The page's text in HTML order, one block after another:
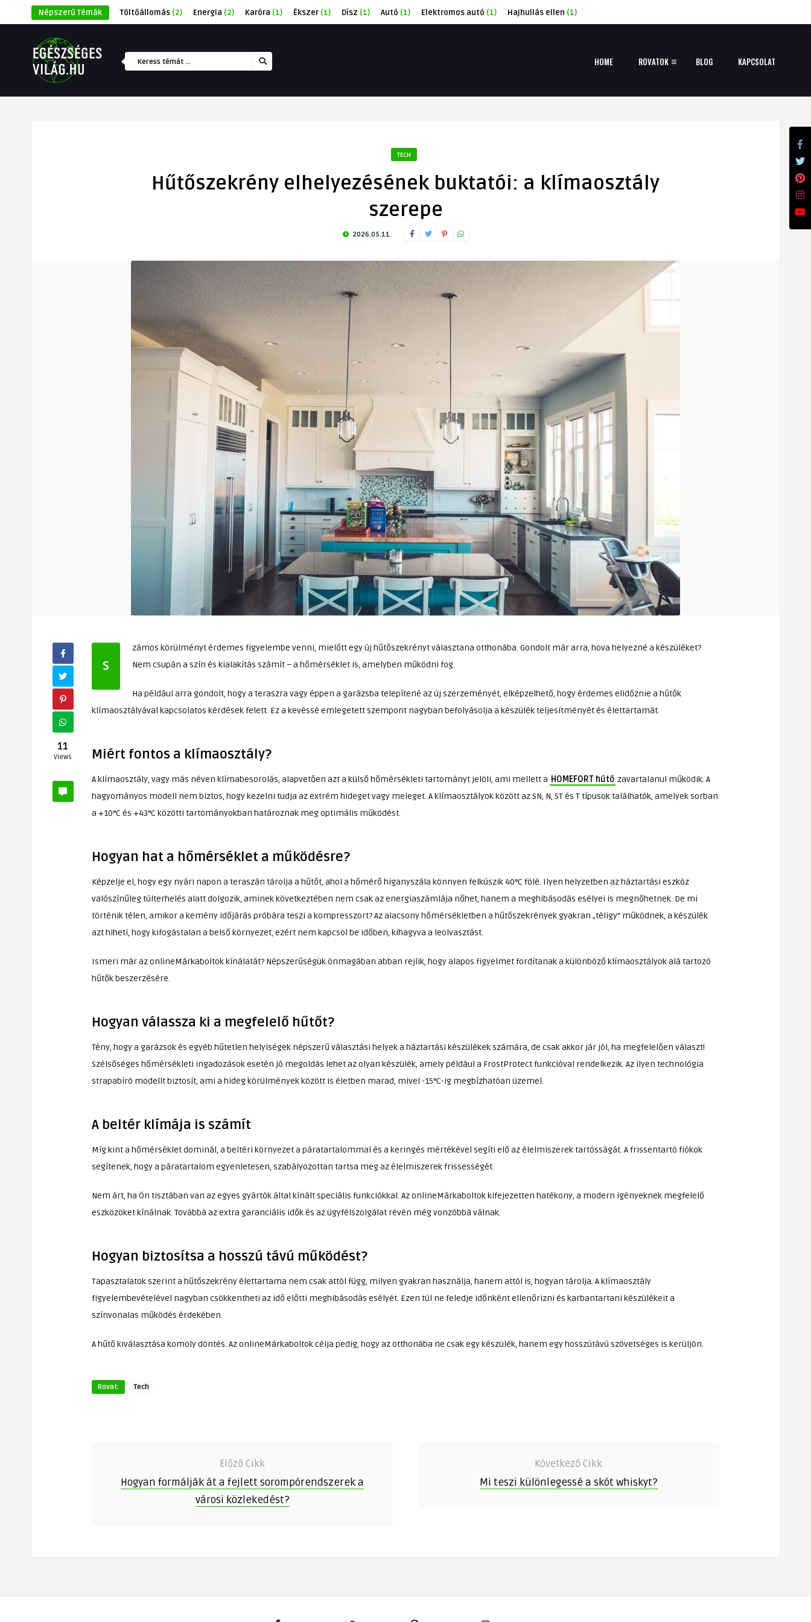
Népszerű Témák Töltőállomás (2) Energia (2) Karóra (1) Ékszer (1) Dísz (1) Autó (1) Elektromos autó (1) Hajhullás ellen (1)
HOME ROVATOK BLOG KAPCSOLAT
TECH
Hűtőszekrény elhelyezésének buktatói: a klímaosztály
szerepe
2026.05.11.
11
Views
S
zámos körülményt érdemes figyelembe venni, mielőtt egy új hűtőszekrényt választana otthonába. Gondolt már arra, hova helyezné a készüléket?
Nem csupán a szín és kialakítás számít – a hőmérséklet is, amelyben működni fog.
Ha például arra gondolt, hogy a teraszra vagy éppen a garázsba telepítené az új szerzeményét, elképzelhető, hogy érdemes elidőznie a hűtők
klímaosztályával kapcsolatos kérdések felett. Ez a kevéssé emlegetett szempont nagyban befolyásolja a készülék teljesítményét és élettartamát.
Miért fontos a klímaosztály?
A klímaosztály, vagy más néven klímabesorolás, alapvetően azt a külső hőmérsékleti tartományt jelöli, ami mellett a HOMEFORT hűtő zavartalanul működik. A
hagyományos modell nem biztos, hogy kezelni tudja az extrém hideget vagy meleget. A klímaosztályok között az SN, N, ST és T típusok találhatók, amelyek sorban
a +10°C és +43°C közötti tartományokban határoznak meg optimális működést.
Hogyan hat a hőmérséklet a működésre?
Képzelje el, hogy egy nyári napon a teraszán tárolja a hűtőt, ahol a hőmérő higanyszála könnyen felkúszik 40°C fölé. Ilyen helyzetben az háztartási eszköz
valószínűleg túlterhelés alatt dolgozik, aminek következtében nem csak az energiaszámlája nőhet, hanem a meghibásodás esélyei is megnőhetnek. De mi
történik télen, amikor a kemény időjárás próbára teszi a kompresszort? Az alacsony hőmérsékletben a hűtőszekrények gyakran „téligy” működnek, a készülék
azt hiheti, hogy kifogástalan a belső környezet, ezért nem kapcsol be időben, kihagyva a leolvasztást.
Ismeri már az onlineMárkaboltok kínálatát? Népszerűségük önmagában abban rejlik, hogy alapos figyelmet fordítanak a különböző klímaosztályok alá tartozó
hűtők beszerzésére.
Hogyan válassza ki a megfelelő hűtőt?
Tény, hogy a garázsok és egyéb hűtetlen helyiségek népszerű választási helyek a háztartási készülékek számára, de csak akkor jár jól, ha megfelelően választ!
Szélsőséges hőmérsékleti ingadozások esetén jó megoldás lehet az olyan készülék, amely például a FrostProtect funkcióval rendelkezik. Az ilyen technológia
strapabíró modellt biztosít, ami a hideg körülmények között is életben marad, mivel -15°C-ig megbízhatóan üzemel.
A beltér klímája is számít
Míg kint a hőmérséklet dominál, a beltéri környezet a páratartalommal és a keringés mértékével segíti elő az élelmiszerek tartósságát. A frissentartó fiókok
segítenek, hogy a páratartalom egyenletesen, szabályozottan tartsa meg az élelmiszerek frissességét.
Nem árt, ha Ön tisztában van az egyes gyártók által kínált speciális funkciókkal. Az onlineMárkaboltok kifejezetten hatékony, a modern igényeknek megfelelő
eszközöket kínálnak. Továbbá az extra garanciális idők és az ügyfélszolgálat révén még vonzóbbá válnak.
Hogyan biztosítsa a hosszú távú működést?
Tapasztalatok szerint a hűtőszekrény élettartama nem csak attól függ, milyen gyakran használja, hanem attól is, hogyan tárolja. A klímaosztály
figyelembevételével nagyban csökkentheti az idő előtti meghibásodás esélyét. Ezen túl ne feledje időnként ellenőrizni és karbantartani készülékeit a
színvonalas működés érdekében.
A hűtő kiválasztása komoly döntés. Az onlineMárkaboltok célja pedig, hogy az otthonába ne csak egy készülék, hanem egy hosszútávú szövetséges is kerüljön.
Rovat: Tech
Előző Cikk
Hogyan formálják át a fejlett sorompórendszerek a
városi közlekedést?
Következő Cikk
Mi teszi különlegessé a skót whiskyt?